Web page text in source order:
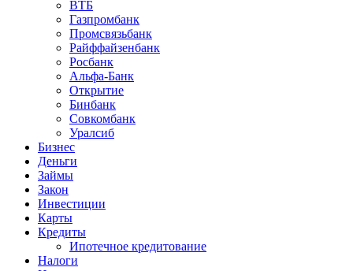
ВТБ
Газпромбанк
Промсвязьбанк
Райффайзенбанк
Росбанк
Альфа-Банк
Открытие
Бинбанк
Совкомбанк
Уралсиб
Бизнес
Деньги
Займы
Закон
Инвестиции
Карты
Кредиты
Ипотечное кредитование
Налоги